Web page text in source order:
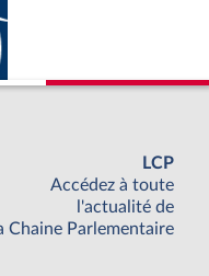
LCP
Accédez à toute
l'actualité de
Chaine Parlementaire